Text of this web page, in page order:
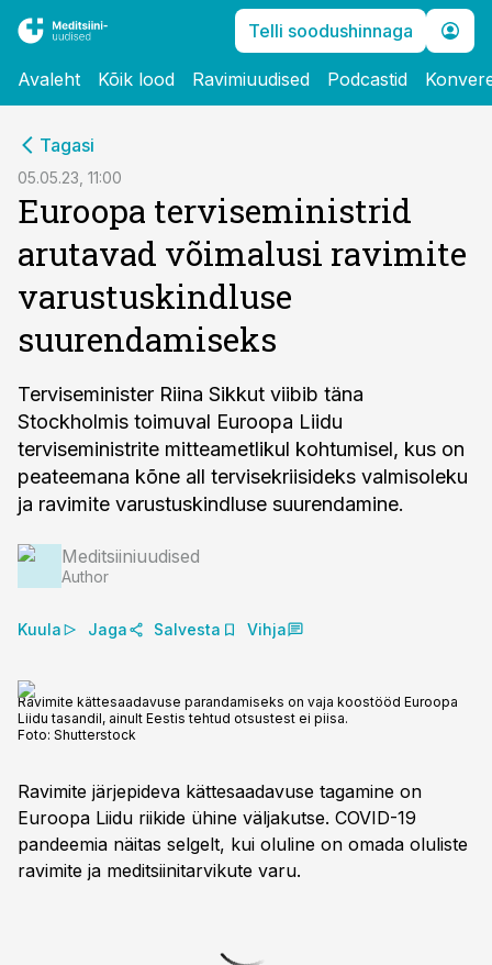
Telli soodushinnaga
Avaleht Kõik lood Ravimiuudised Podcastid
Tagasi
05.05.23, 11:00
Euroopa terviseministrid
arutavad võimalusi ravimite
varustuskindluse
suurendamiseks
Terviseminister Riina Sikkut viibib täna
Stockholmis toimuval Euroopa Liidu
terviseministrite mitteametlikul kohtumisel, kus on
peateemana kõne all tervisekriisideks valmisoleku
ja ravimite varustuskindluse suurendamine.
Meditsiiniuudised
Author
Kuula Jaga Salvesta Vihja
Ravimite kättesaadavuse parandamiseks on vaja koostööd Euroopa
Liidu tasandil, ainult Eestis tehtud otsustest ei piisa.
Foto: Shutterstock
Ravimite järjepideva kättesaadavuse tagamine on
Euroopa Liidu riikide ühine väljakutse. COVID-19
pandeemia näitas selgelt, kui oluline on omada oluliste
ravimite ja meditsiinitarvikute varu.